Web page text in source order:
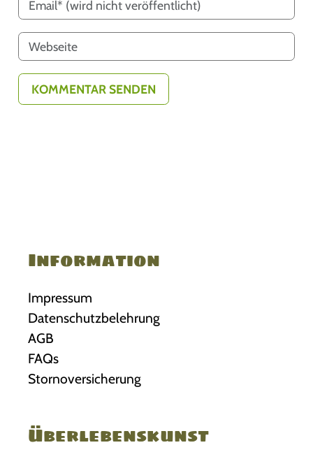
Information
Impressum
Datenschutzbelehrung
AGB
FAQs
Stornoversicherung
Überlebenskunst